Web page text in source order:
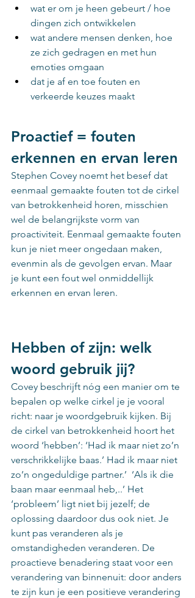
wat er om je heen gebeurt / hoe
dingen zich ontwikkelen
wat andere mensen denken, hoe
ze zich gedragen en met hun
emoties omgaan
dat je af en toe fouten en
verkeerde keuzes maakt
Proactief = fouten
erkennen en ervan leren
Stephen Covey noemt het besef dat
eenmaal gemaakte fouten tot de cirkel
van betrokkenheid horen, misschien
wel de belangrijkste vorm van
proactiviteit. Eenmaal gemaakte fouten
kun je niet meer ongedaan maken,
evenmin als de gevolgen ervan. Maar
je kunt een fout wel onmiddellijk
erkennen en ervan leren.
Hebben of zijn: welk
woord gebruik jij?
Covey beschrijft nóg een manier om te
bepalen op welke cirkel je je vooral
richt: naar je woordgebruik kijken. Bij
de cirkel van betrokkenheid hoort het
woord ‘hebben’: ‘Had ik maar niet zo’n
verschrikkelijke baas.’ Had ik maar niet
zo’n ongeduldige partner.’  ‘Als ik die
baan maar eenmaal heb,..’ Het
‘probleem’ ligt niet bij jezelf; de
oplossing daardoor dus ook niet. Je
kunt pas veranderen als je
omstandigheden veranderen. De
proactieve benadering staat voor een
verandering van binnenuit: door anders
te zijn kun je een positieve verandering